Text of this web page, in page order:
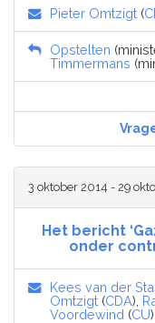
Pieter Omtzigt (
Opstelten
Timmermans
3 oktober 2014 - 29
Het bericht
onder
Kees van der
Omtzigt (CDA),
Voordewind (CU)